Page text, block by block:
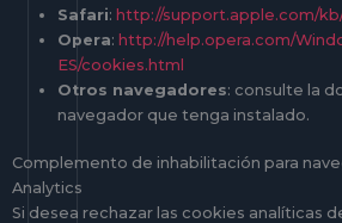
Safari:http://support.apple.com/
Opera:http://help.opera.com/
ES/cookies.html
Otros navegadores: consulte la
navegador que tenga instalado.
Complemento de inhabilitación para
Analytics
Si desea rechazar las cookies analíticas